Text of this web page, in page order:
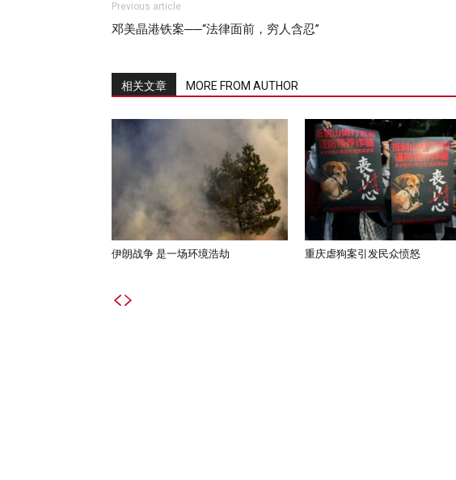
Previous article
邓美晶港铁案──“法律面前，穷人含忍”
相关文章 MORE FROM AUTHOR
伊朗战争 是一场环境浩劫 重庆虐狗案引发民众愤怒